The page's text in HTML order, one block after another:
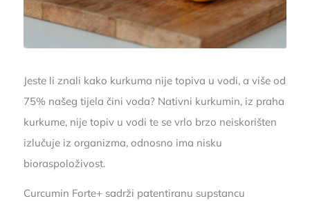
Jeste li znali kako kurkuma nije topiva u vodi, a više od
75% našeg tijela čini voda? Nativni kurkumin, iz praha
kurkume, nije topiv u vodi te se vrlo brzo neiskorišten
izlučuje iz organizma, odnosno ima nisku
bioraspoloživost.
Curcumin Forte+ sadrži patentiranu supstancu